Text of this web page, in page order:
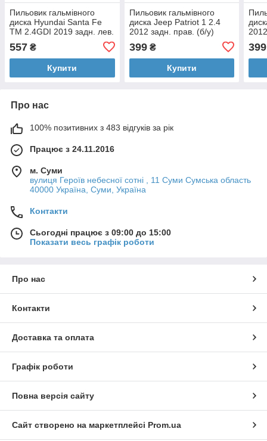
Пильовик гальмівного
диска Hyundai Santa Fe
TM 2.4GDI 2019 задн. лев.
557 ₴
Купити
Пильовик гальмівного
диска Jeep Patriot 1 2.4
2012 задн. прав. (б/у)
399₴
Купити
399
Про нас
100% позитивних з 483 відгуків за рік
Працює з 24.11.2016
м. Суми
вулиця Героїв небесної сотні , 11 Суми Сумська область
40000 Україна, Суми, Україна
Контакти
Сьогодні працює з 09:00 до 15:00
Показати весь графік роботи
Про нас
Контакти
Доставка та оплата
Графік роботи
Повна версія сайту
Сайт створено на маркетплейсі Prom.ua